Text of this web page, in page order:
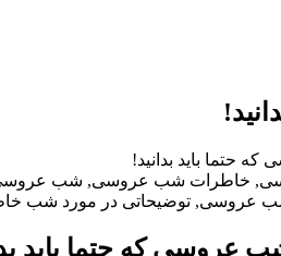
حتما باید بدانید!
خاطرات شب عروسی, شب
عروسی, توضیحاتی در مورد
عروسی که حتما باید